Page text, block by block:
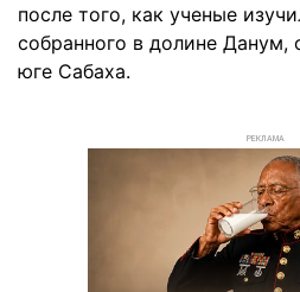
после того, как ученые
собранного в долине Данум,
юге Сабаха.
РЕКЛАМА